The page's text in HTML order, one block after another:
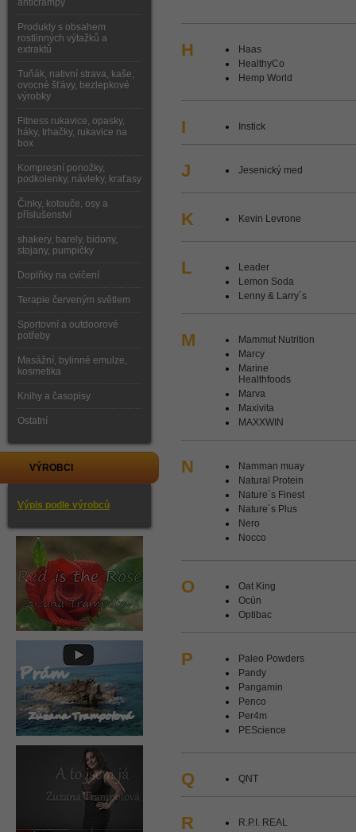
H
Haas
HealthyCo
Hemp World
I Instick
J Jesenický med
K Kevin Levrone
L
Leader
Lemon Soda
Lenny & Larry´s
M
Mammut Nutrition
Marcy
Marine
Healthfoods
Marva
Maxivita
MAXXWIN
N
Namman muay
Natural Protein
Nature´s Finest
Nature´s Plus
Nero
Nocco
O
Oat King
Ocún
Optibac
P
Paleo Powders
Pandy
Pangamin
Penco
Per4m
PEScience
Q QNT
R
R.P.I. REAL
anticrampy
Produkty s obsahem
rostlinných výtažků a
extraktů
Tuňák, nativní strava, kaše,
ovocné šťávy, bezlepkové
výrobky
Fitness rukavice, opasky,
háky, trhačky, rukavice na
box
Kompresní ponožky,
podkolenky, návleky, kraťasy
Činky, kotouče, osy a
příslušenství
shakery, barely, bidony,
stojany, pumpičky
Doplňky na cvičení
Terapie červeným světlem
Sportovní a outdoorové
potřeby
Masážní, bylinné emulze,
kosmetika
Knihy a časopisy
Ostatní
VÝROBCI
Výpis podle výrobců